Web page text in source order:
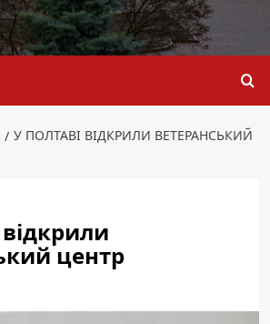
У ПОЛТАВІ ВІДКРИЛИ ВЕТЕРАНСЬКИЙ
центр